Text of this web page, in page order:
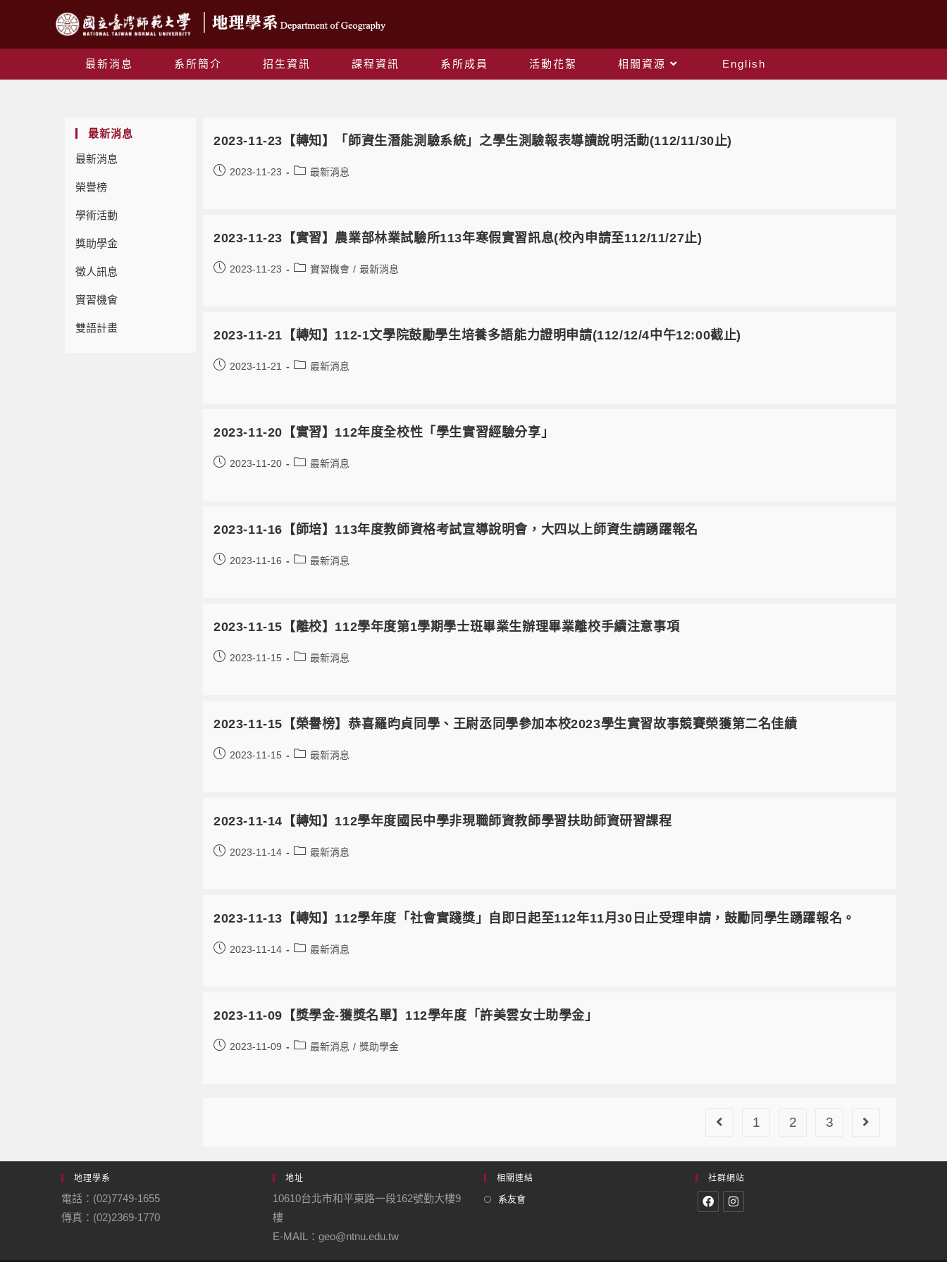
最新消息 系所簡介 招生資訊 課程資訊 系所成員 活動花絮 相關資源
English
最新消息
最新消息
榮譽榜
學術活動
獎助學金
徵人訊息
實習機會
雙語計畫
2023-11-23【轉知】「師資生潛能測驗系統」之學生測驗報表導讀說明活動(112/11/30止)
2023-11-23 最新消息
2023-11-23【實習】農業部林業試驗所113年寒假實習訊息(校內申請至112/11/27止)
2023-11-23 實習機會 / 最新消息
2023-11-21【轉知】112-1文學院鼓勵學生培養多語能力證明申請(112/12/4中午12:00截止)
2023-11-21 最新消息
2023-11-20【實習】112年度全校性「學生實習經驗分享」
2023-11-20 最新消息
2023-11-16【師培】113年度教師資格考試宣導說明會，大四以上師資生請踴躍報名
2023-11-16 最新消息
2023-11-15【離校】112學年度第1學期學士班畢業生辦理畢業離校手續注意事項
2023-11-15 最新消息
2023-11-15【榮譽榜】恭喜羅昀貞同學、王尉丞同學參加本校2023學生實習故事競賽榮獲第二名佳績
2023-11-15 最新消息
2023-11-14【轉知】112學年度國民中學非現職師資教師學習扶助師資研習課程
2023-11-14 最新消息
2023-11-13【轉知】112學年度「社會實踐獎」自即日起至112年11月30日止受理申請，鼓勵同學生踴躍報名。
2023-11-14 最新消息
2023-11-09【獎學金-獲獎名單】112學年度「許美雲女士助學金」
2023-11-09 最新消息 / 獎助學金
1 2 3
地理學系
電話：(02)7749-1655
傳真：(02)2369-1770
地址
10610台北市和平東路一段162號勤大樓9
樓
E-MAIL：geo@ntnu.edu.tw
相關連結
系友會
社群網站